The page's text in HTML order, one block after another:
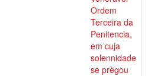
Ordem
Terceira da
Penitencia,
em cuja
solennidade
se prègou